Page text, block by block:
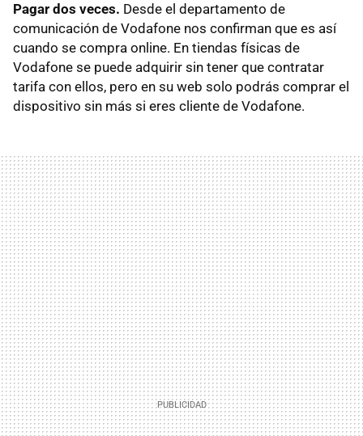
Pagar dos veces. Desde el departamento de
comunicación de Vodafone nos confirman que es así
cuando se compra online. En tiendas físicas de
Vodafone se puede adquirir sin tener que contratar
tarifa con ellos, pero en su web solo podrás comprar el
dispositivo sin más si eres cliente de Vodafone.